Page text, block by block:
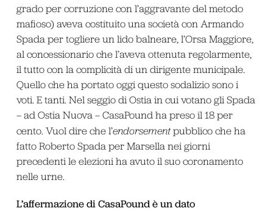
grado per corruzione con l’aggravante del metodo
mafioso) aveva costituito una società con Armando
Spada per togliere un lido balneare, l’Orsa Maggiore,
al concessionario che l’aveva ottenuta regolarmente,
il tutto con la complicità di un dirigente municipale.
Quello che ha portato oggi questo sodalizio sono i
voti. E tanti. Nel seggio di Ostia in cui votano gli Spada
– ad Ostia Nuova – CasaPound ha preso il 18 per
cento. Vuol dire che l’endorsementpubblico che ha
fatto Roberto Spada per Marsella nei giorni
precedenti le elezioni ha avuto il suo coronamento
nelle urne.
L’affermazione di CasaPound è un dato